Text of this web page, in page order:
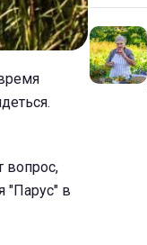
вопрос,
"Парус" в